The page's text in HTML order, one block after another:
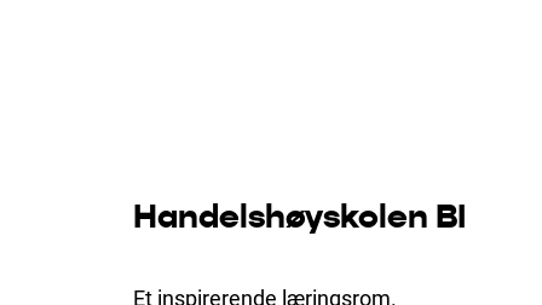
Handelshøyskolen BI
Et inspirerende læringsrom.